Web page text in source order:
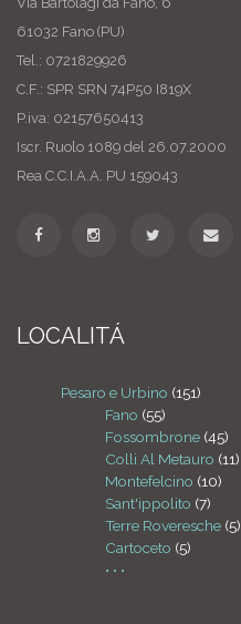
61032 Fano (PU)
Tel.: 0721829926
C.F.: SPR SRN 74P50 I819X
P.iva: 02157650413
Iscr. Ruolo 1089 del 26.07.2000
Rea C.C.I.A.A. PU 159043
LOCALITÁ
Pesaro e Urbino (151)
Fano (55)
Fossombrone (45)
Colli Al Metauro (11)
Montefelcino (10)
Sant'ippolito (7)
Terre Roveresche (5)
Cartoceto (5)
• • •